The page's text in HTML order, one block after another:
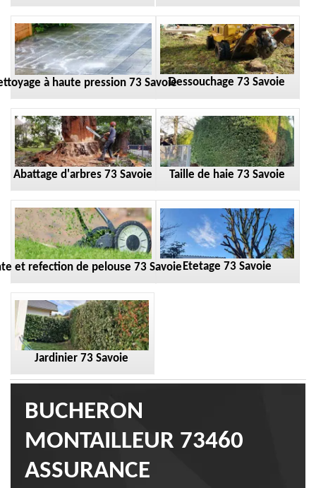
à haute pression 73 SavoieDessouchage 73 Savoie
Abattage d'arbres 73 Savoie Taille de haie 73 Savoie
et refection de pelouse 73 Savoie Etetage 73 Savoie
Jardinier 73 Savoie
BUCHERON
MONTAILLEUR 73460
ASSURANCE